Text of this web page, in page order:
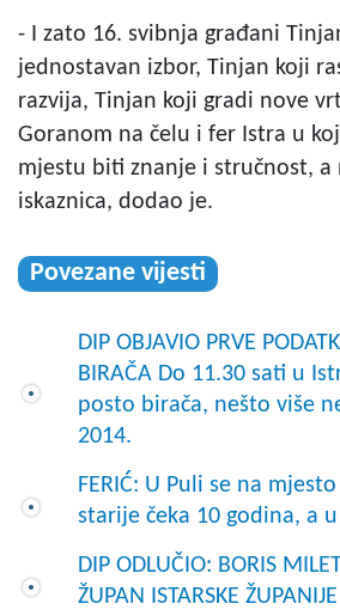
- I zato 16. svibnja građani
jednostavan izbor, Tinjan koji
razvija, Tinjan koji gradi nove
Goranom na čelu i fer Istra u
mjestu biti znanje i stručnost, a
iskaznica, dodao je.
Povezane vijesti
DIP OBJAVIO PRVE
BIRAČA Do 11.30 sati u
posto birača, nešto više
2014.
FERIĆ: U Puli se na
starije čeka 10 godina, a
DIP ODLUČIO: BORIS
ŽUPAN ISTARSKE ŽUPANIJE